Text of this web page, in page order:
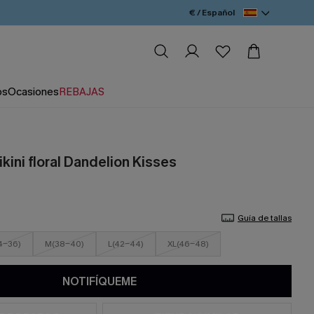
€ / Español
OcasionesREBAJAS
floral Dandelion Kisses
Guía de tallas
36) M(38-40) L(42-44) XL(46-48)
NOTIFÍQUEME